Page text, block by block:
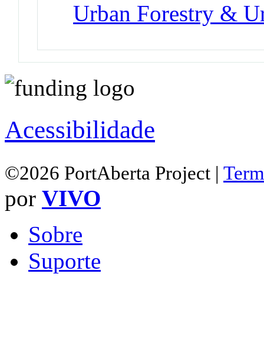
Urban Forestry &
Acessibilidade
©2026 PortAberta Project |
por VIVO
Sobre
Suporte